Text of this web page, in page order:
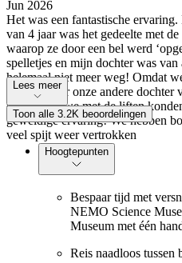
Jun 2026
Het was een fantastische
van 4 jaar was het gedeelte met
waarop ze door een bel werd
spelletjes en mijn dochter was
helemaal niet meer weg! Omdat
hadden voor onze andere
erg fijn dat we met de liften
geweldige ervaring! We hebben
veel spijt weer vertrokken
Lees meer
Toon alle 3.2K beoordelingen
Hoogtepunten
Bespaar tijd met
NEMO Science
Museum met één
Reis naadloos tussen